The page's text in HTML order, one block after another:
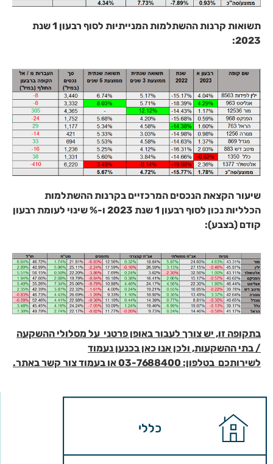
כללי
תשואות קרנות ההשתלמות המנייתיות לסוף רבעון 1 שנת
2023:
שיעור הקצאת הנכסים המרכזיים בקרנות ההשתלמות
הכלליות נכון לסוף רבעון 1 שנת 2023 ו-% שינוי לעומת רבעון
קודם (בצבע):
בתקופה זו, יש צורך לעבור באופן פרטני על מסלולי ההשקעה
/ בתי ההשקעות, ולכן אנו כאן בכנען נעמוד
לשירותכם בטלפון: 03-7688400 או בעמוד צור קשר באתר.